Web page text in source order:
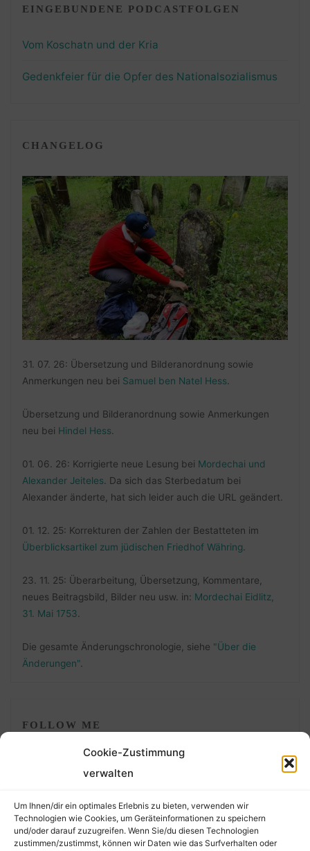
Cookie-Zustimmung
verwalten
Um Ihnen/dir ein optimales Erlebnis zu bieten, verwenden wir
Technologien wie Cookies, um Geräteinformationen zu speichern
und/oder darauf zuzugreifen. Wenn Sie/du diesen Technologien
zustimmen/zustimmst, können wir Daten wie das Surfverhalten oder
EINGEBUNDENE PODCASTFOLGEN
Vom Koschatn und der Kria
Gedenkfeier für die Opfer des Nationalsozialismus
CHANGELOG
31. 07. 26: Übersetzung und Bilderanordnung sowie
Anmerkungen neu bei Samuel ben Natel Hess
Übersetzung und Bilderanordnung sowie Anmerkungen
neu bei Hindel Hess
01. 06. 26: Korrigierte neue Lesung bei Mordechai und
Alexander Jeiteles . Da sich das Sterbedatum bei
Alexander änderte, hat sich leider auch die URL geändert.
01. 12. 25: Korrekturen der Zahlen der Bestatteten im
Überblicksartikel zum jüdischen Friedhof Währing
23. 11. 25: Überarbeitung, Übersetzung, Kommentare,
neues Beitragsbild, Bilder neu usw. in: Mordechai Eidlitz,
31. Mai 1753
Die gesamte Änderungschronologie, siehe "Über die
Änderungen".
FOLLOW ME